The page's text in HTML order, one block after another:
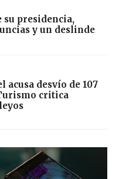
su presidencia,
y un deslinde
acusa desvío de 107
critica